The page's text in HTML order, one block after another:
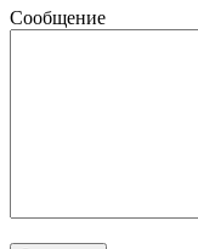
Сообщение